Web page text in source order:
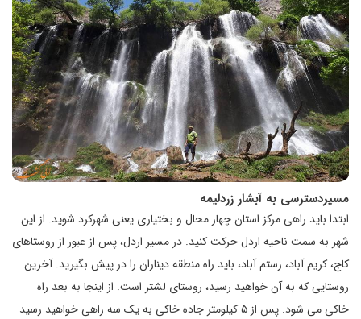
مسیردسترسی به آبشار زردلیمه
ابتدا باید راهی مرکز استان چهار محال و بختیاری یعنی شهرکرد شوید. از این
شهر به سمت ناحیه اردل حرکت کنید. در مسیر اردل، پس از عبور از روستاهای
کاج، کریم آباد، رستم آباد، باید راه منطقه دیناران را در پیش بگیرید. آخرین
روستایی که به آن خواهید رسید، روستای لشتر است. از اینجا به بعد راه
خاکی می شود. پس از ۵ کیلومتر جاده خاکی به یک سه راهی خواهید رسید